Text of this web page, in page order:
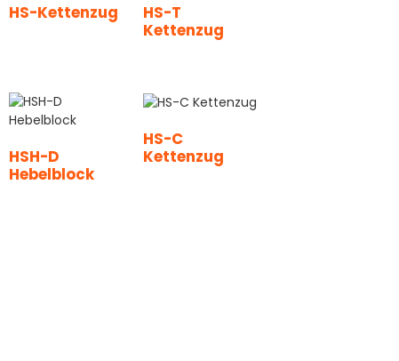
HS-Kettenzug
HS-T
Kettenzug
HSH-D
Hebelblock
HS-C
Kettenzug